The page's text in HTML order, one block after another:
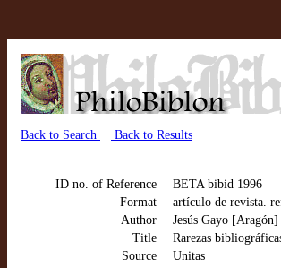
Back to Search Back to Results
ID no. of Reference
BETA bibid 1996
Format
artículo de revista.
Author
Jesús Gayo [Aragón]
Title
Rarezas
Source
Unitas